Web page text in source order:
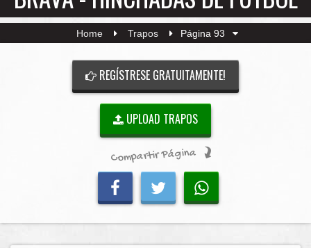
Home Trapos Página 93
REGÍSTRESE GRATUITAMENTE!
UPLOAD TRAPOS
Compartir Página